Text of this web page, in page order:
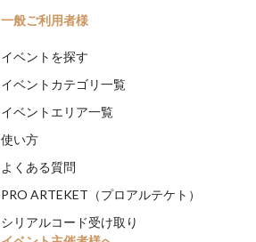
一般ご利用者様
イベントを探す
イベントカテゴリ一覧
イベントエリア一覧
使い方
よくある質問
PRO ARTEKET（プロアルテケト）
シリアルコード受け取り